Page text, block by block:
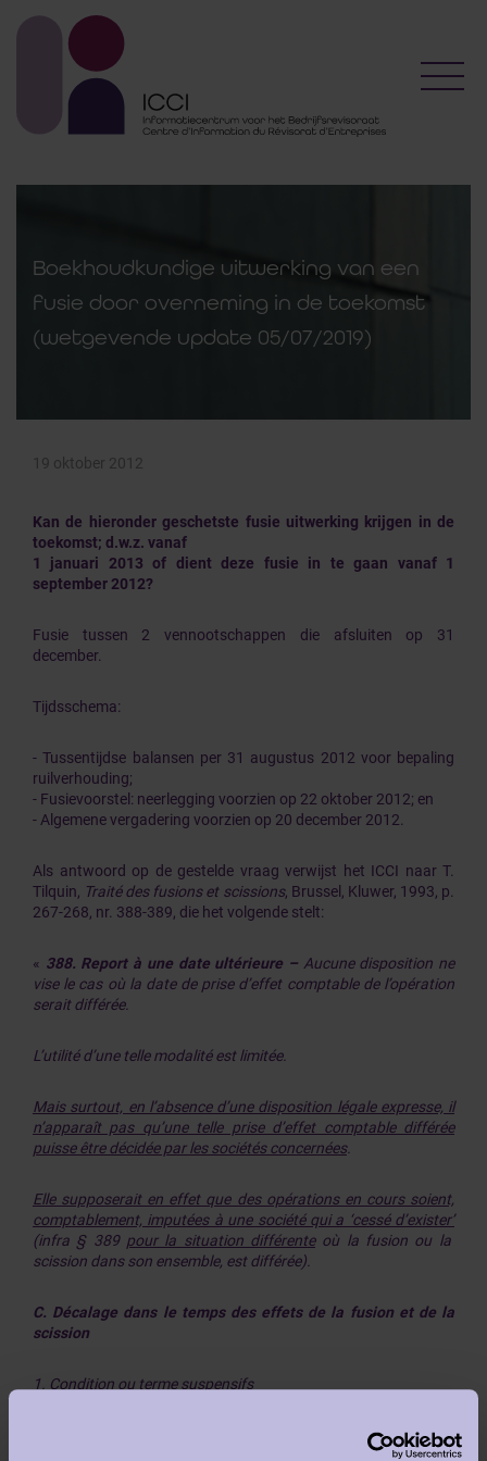
Boekhoudkundige uitwerking van een
fusie door overneming in de toekomst
(wetgevende update 05/07/2019)
19 oktober 2012
Kan de hieronder geschetste fusie uitwerking krijgen in de
toekomst; d.w.z. vanaf
1 januari 2013 of dient deze fusie in te gaan vanaf 1
september 2012?
Fusie tussen 2 vennootschappen die afsluiten op 31
december.
Tijdsschema:
- Tussentijdse balansen per 31 augustus 2012 voor bepaling
ruilverhouding;
- Fusievoorstel: neerlegging voorzien op 22 oktober 2012; en
- Algemene vergadering voorzien op 20 december 2012.
Als antwoord op de gestelde vraag verwijst het ICCI naar T.
Tilquin, Traité des fusions et scissions, Brussel, Kluwer, 1993, p.
267-268, nr. 388-389, die het volgende stelt:
« 388. Report à une date ultérieure – Aucune disposition ne
vise le cas où la date de prise d’effet comptable de l’opération
serait différée.
L’utilité d’une telle modalité est limitée.
Mais surtout, en l’absence d’une disposition légale expresse, il
n’apparaît pas qu’une telle prise d’effet comptable différée
puisse être décidée par les sociétés concernées.
Elle supposerait en effet que des opérations en cours soient,
comptablement, imputées à une société qui a ‘cessé d’exister’
(infra § 389 pour la situation différenteoù la fusion ou la
scission dans son ensemble, est différée).
C. Décalage dans le temps des effets de la fusion et de la
scission
1. Condition ou terme suspensifs
389. Fusion ou scission sous condition ou terme suspensifs –
Rien n’interdit que les décisions et les modifications des statuts